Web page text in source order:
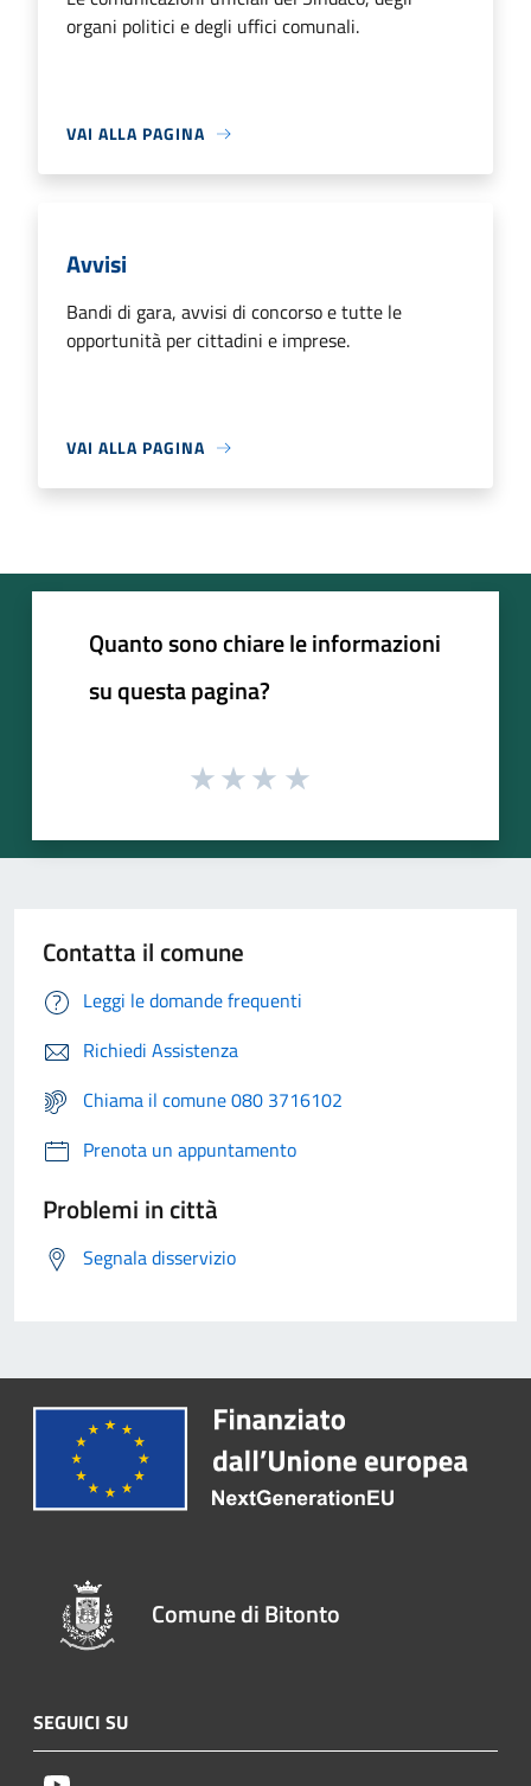
organi politici e degli uffici comunali.
VAI ALLA PAGINA
Avvisi
Bandi di gara, avvisi di concorso e tutte le
opportunità per cittadini e imprese.
VAI ALLA PAGINA
Quanto sono chiare le informazioni
su questa pagina?
Contatta il comune
Leggi le domande frequenti
Richiedi Assistenza
Chiama il comune 080 3716102
Prenota un appuntamento
Problemi in città
Segnala disservizio
Comune di Bitonto
SEGUICI SU